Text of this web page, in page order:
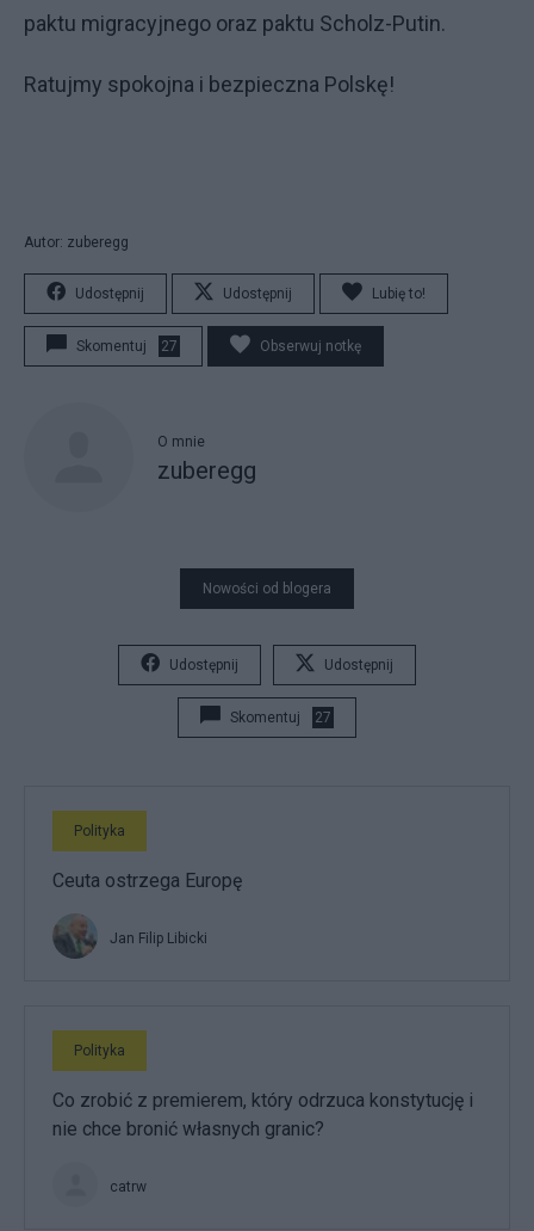
paktu migracyjnego oraz paktu Scholz-Putin.
Ratujmy spokojna i bezpieczna Polskę!
Autor: zuberegg
Udostępnij Udostępnij Lubię to!
Skomentuj 27 Obserwuj notkę
O mnie
zuberegg
Nowości od blogera
Udostępnij Udostępnij
Skomentuj 27
Polityka
Ceuta ostrzega Europę
Jan Filip Libicki
Polityka
Co zrobić z premierem, który odrzuca konstytucję i
nie chce bronić własnych granic?
catrw